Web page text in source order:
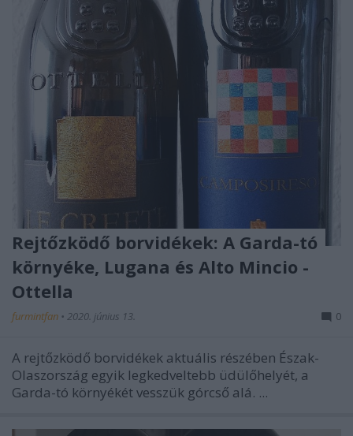
Rejtőzködő borvidékek: A Garda-tó
környéke, Lugana és Alto Mincio -
Ottella
furmintfan • 2020. június 13. 0
A rejtőzködő borvidékek aktuális részében Észak-
Olaszország egyik legkedveltebb üdülőhelyét, a
Garda-tó környékét vesszük górcső alá. ...